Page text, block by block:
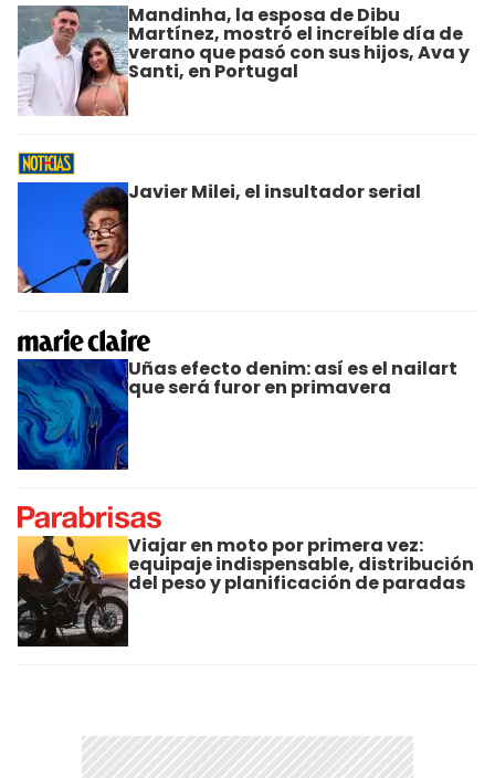
Mandinha, la esposa de Dibu
Martínez, mostró el increíble día de
verano que pasó con sus hijos, Ava y
Santi, en Portugal
Javier Milei, el insultador serial
Uñas efecto denim: así es el nailart
que será furor en primavera
Viajar en moto por primera vez:
equipaje indispensable, distribución
del peso y planificación de paradas